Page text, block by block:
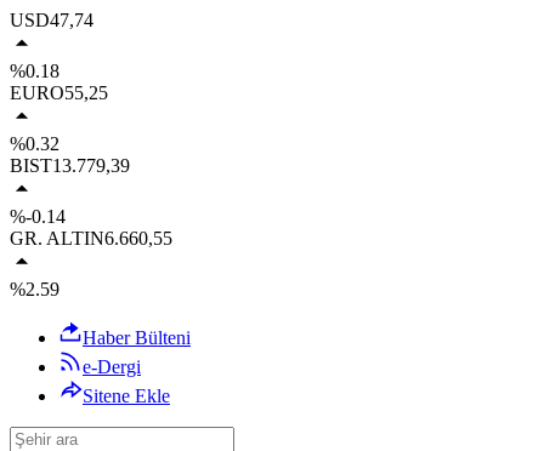
USD47,74
%0.18
EURO55,25
%0.32
BIST13.779,39
%-0.14
GR. ALTIN6.660,55
%2.59
Haber Bülteni
e-Dergi
Sitene Ekle